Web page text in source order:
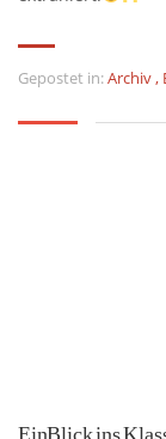
Gepostet in:Archiv,
EinBlick ins